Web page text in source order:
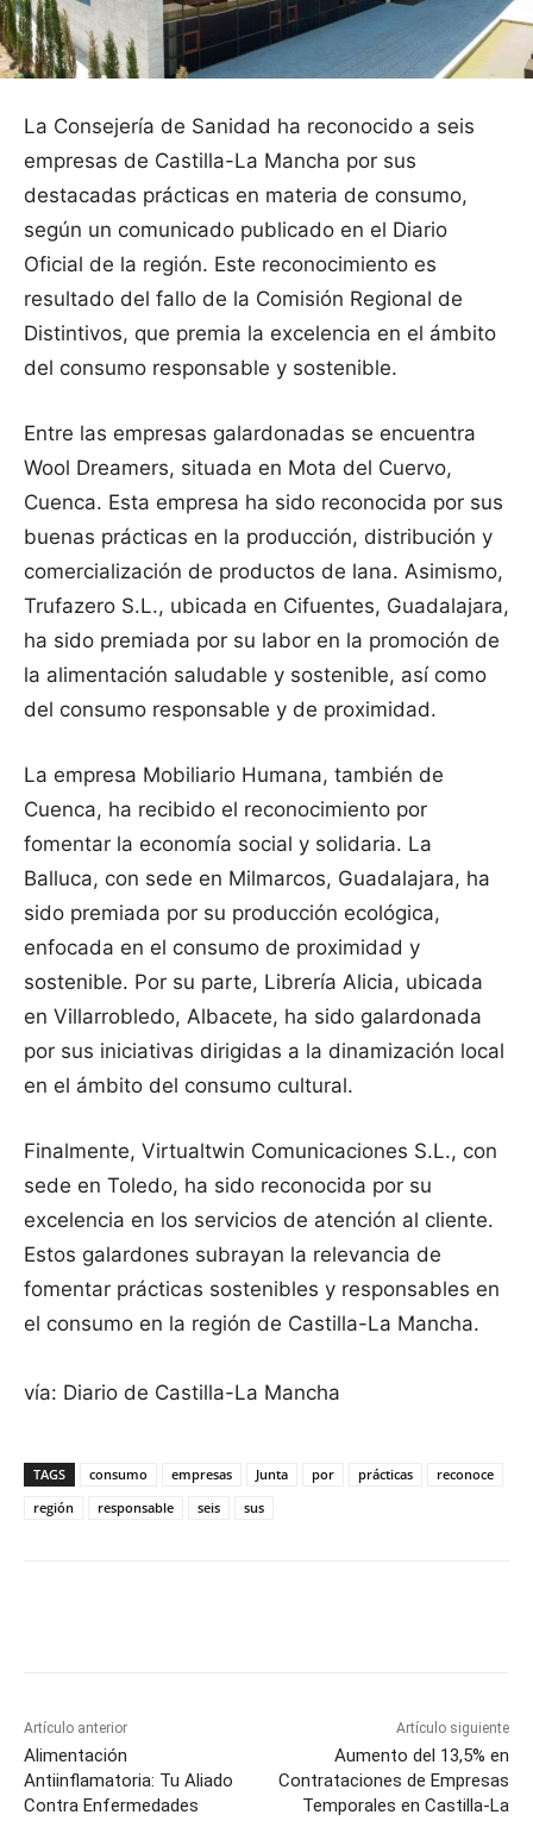
La Consejería de Sanidad ha reconocido a seis
empresas de Castilla-La Mancha por sus
destacadas prácticas en materia de consumo,
según un comunicado publicado en el Diario
Oficial de la región. Este reconocimiento es
resultado del fallo de la Comisión Regional de
Distintivos, que premia la excelencia en el ámbito
del consumo responsable y sostenible.
Entre las empresas galardonadas se encuentra
Wool Dreamers, situada en Mota del Cuervo,
Cuenca. Esta empresa ha sido reconocida por sus
buenas prácticas en la producción, distribución y
comercialización de productos de lana. Asimismo,
Trufazero S.L., ubicada en Cifuentes, Guadalajara,
ha sido premiada por su labor en la promoción de
la alimentación saludable y sostenible, así como
del consumo responsable y de proximidad.
La empresa Mobiliario Humana, también de
Cuenca, ha recibido el reconocimiento por
fomentar la economía social y solidaria. La
Balluca, con sede en Milmarcos, Guadalajara, ha
sido premiada por su producción ecológica,
enfocada en el consumo de proximidad y
sostenible. Por su parte, Librería Alicia, ubicada
en Villarrobledo, Albacete, ha sido galardonada
por sus iniciativas dirigidas a la dinamización local
en el ámbito del consumo cultural.
Finalmente, Virtualtwin Comunicaciones S.L., con
sede en Toledo, ha sido reconocida por su
excelencia en los servicios de atención al cliente.
Estos galardones subrayan la relevancia de
fomentar prácticas sostenibles y responsables en
el consumo en la región de Castilla-La Mancha.
vía: Diario de Castilla-La Mancha
TAGS consumo empresas Junta por prácticas
reconoce
región
responsable seis sus
Artículo anterior
Alimentación
Antiinflamatoria: Tu Aliado
Contra Enfermedades
Artículo siguiente
Aumento del 13,5% en
Contrataciones de Empresas
Temporales en Castilla-La